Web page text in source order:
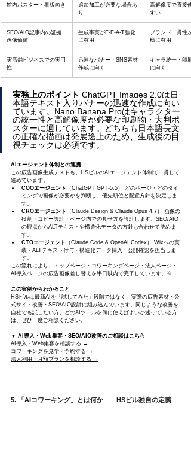
館内ポスター・看板向き
追加加工が必要な場合あ
り
高解像度で直接
すい
SEO/AIO記事内の証拠
画像価値
生成事実がE-E-A-T強化
に有用
ブランド一貫性
様に有用
実店舗ビジネスでの実用
性
迅速なバナー・SNS素材
作成に向く
キャラ統一・印
に向く
実務上のポイント ChatGPT Images 2.0は日
本語テキスト入りバナーの迅速な作成に向い
ています。Nano Banana Proはキャラクター
の統一性と高解像度が必要な印刷物・大判ポ
スターに適しています。どちらも日本語長文
の正確な描画は発展途上のため、生成後の目
視チェックは必須です。
AIエージェント体制との連携
この広告画像生成テストも、HSビルのAIエージェント体制で一貫して
進めています。
COOエージェント （ChatGPT GPT-5.5） どのページ・どのタイ
ミングで画像が必要かを判断し、優先順位と配置方針を決定しま
す。
CROエージェント （Claude Design & Claude Opus 4.7） 画像の
役割・コピー設計・ページ内での見せ方を設計します。SEO/AIO
の観点からALTテキストや構造化データの方針も合わせて決めま
す。
CTOエージェント （Claude Code & OpenAI Codex） Wixへの実
装・ALTテキスト付与・構造化データ挿入・公開確認を担当しま
す。
この流れにより、トップページ・コワーキングページ・法人ページ・
AI導入ページの広告画像差し替えを半日以内で完了しています。※
この実例からわかること
HSビルは最新AIを「試してみた」段階ではなく、実際の広告素材・公
式サイト改善・SEO/AIO設計に組み込んでいます。同じような改善を
自社でも試したい方、どのAIツールを何に使えばよいか迷っている方
は、ぜひ一度ご相談ください。
▼ AI導入・Web集客・SEO/AIO改善のご相談はこちら
AI導入・Web集客を相談する →
コワーキングを見学・予約する →
法人利用・月額プランを相談する →
5. 「AIコワーキング」とは何か ── HSビル独自の定義